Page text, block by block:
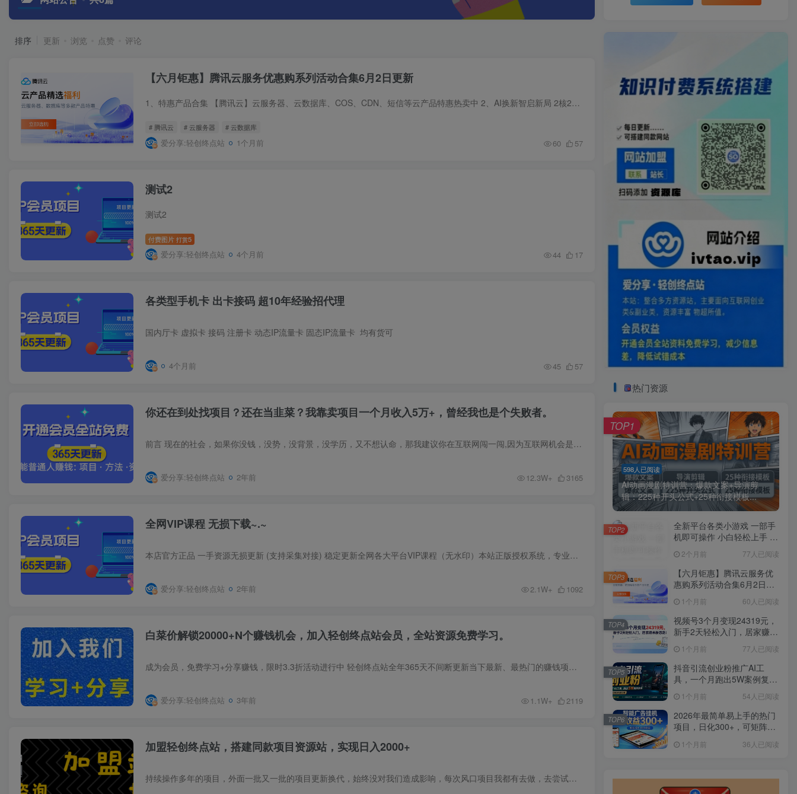
排序 更新 浏览 点赞 评论
【六月钜惠】腾讯云服务优惠购系列活动合集6月2日更新
1、特惠产品合集 【腾讯云】云服务器、云数据库、COS、CDN、短信等云产品特惠热卖中 2、AI换新智启新局 2核2G4M 服务器新客99元/年起 3、语音产品特惠 【腾讯云】语音识别准确率高，支持多语种...
# 腾讯云 # 云服务器 # 云数据库
爱分享:轻创终点站 1个月前 60 57
测试2
测试2
付费图片 打赏5
爱分享:轻创终点站 4个月前 44 17
各类型手机卡 出卡接码 超10年经验招代理
国内厅卡 虚拟卡 接码 注册卡 动态IP流量卡 固态IP流量卡 均有货可
4个月前 45 57
你还在到处找项目？还在当韭菜？我靠卖项目一个月收入5万+，曾经我也是个失败者。
前言 现在的社会，如果你没钱，没势，没背景，没学历，又不想认命，那我建议你在互联网闯一闯,因为互联网机会是公平的，做互联网的没有穷人，只有懒人，只要选对方向，执行力强一点，你的人生都...
爱分享:轻创终点站 2年前 12.3W+ 3165
全网VIP课程 无损下载~.~
本店官方正品 一手资源无损更新 (支持采集对接) 稳定更新全网各大平台VIP课程（无水印）本站正版授权系统，专业技术团队运维（无视一切攻击 绝不出现不更新，网站打不开等情况！）（不比拼任何...
爱分享:轻创终点站 2年前 2.1W+ 1092
白菜价解锁20000+N个赚钱机会，加入轻创终点站会员，全站资源免费学习。
成为会员，免费学习+分享赚钱，限时3.3折活动进行中 轻创终点站全年365天不间断更新当下最新、最热门的赚钱项目、优质课程 每天稳定更新20+新鲜的热门项目 目前已更新20000个赚钱项目 都是外面...
爱分享:轻创终点站 3年前 1.1W+ 2119
加盟轻创终点站，搭建同款项目资源站，实现日入2000+
持续操作多年的项目，外面一批又一批的项目更新换代，始终没对我们造成影响，每次风口项目我都有去做，去尝试，一天搞几千上万也试过很多，但真不稳定，风口过后，项目就赚不了多少钱，还是做知...
热门资源
598人已阅读
AI动画漫剧特训营：爆款文案+导演剪
辑：225种开头公式+25种衔接模板...
TOP1
全新平台各类小游戏 一部手
机即可操作 小白轻松上手 长
2个月前 77人已阅读
TOP2
【六月钜惠】腾讯云服务优
惠购系列活动合集6月2日更
1个月前 60人已阅读
TOP3
视频号3个月变现24319元，
新手2天轻松入门，居家赚米
1个月前 77人已阅读
TOP4
抖音引流创业粉推广AI工
具，一个月跑出5W案例复
1个月前 54人已阅读
TOP5
2026年最简单易上手的热门
项目，日化300+，可矩阵操
1个月前 36人已阅读
TOP6